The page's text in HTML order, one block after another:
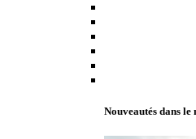
Nouveautés dans